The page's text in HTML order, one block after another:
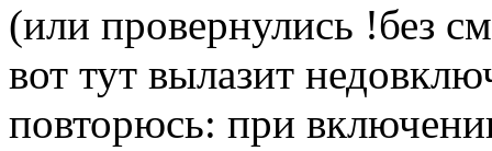
(или провернулись !без
вот тут вылазит
повторюсь: при